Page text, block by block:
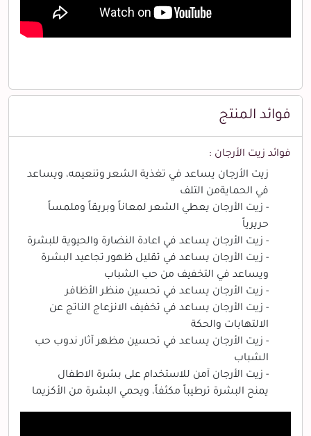
فوائد المنتج
فوائد زيت الأرجان :
زيت الأرجان يساعد في تغذية الشعر وتنعيمه، ويساعد
في الحمايةمن التلف
- زيت الأرجان يعطي الشعر لمعاناً وبريقاً وملمساً
حريرياً
- زيت الأرجان يساعد في اعادة النضارة والحيوية للبشرة
- زيت الأرجان يساعد في تقليل ظهور تجاعيد البشرة
ويساعد في التخفيف من حب الشباب
- زيت الأرجان يساعد في تحسين منظر الأظافر
- زيت الأرجان يساعد في تخفيف الانزعاج الناتج عن
الالتهابات والحكة
- زيت الأرجان يساعد في تحسين مظهر آثار ندوب حب
الشباب
- زيت الأرجان آمن للاستخدام على بشرة الاطفال
يمنح البشرة ترطيباً مكثفاً، ويحمي البشرة من الأكزيما